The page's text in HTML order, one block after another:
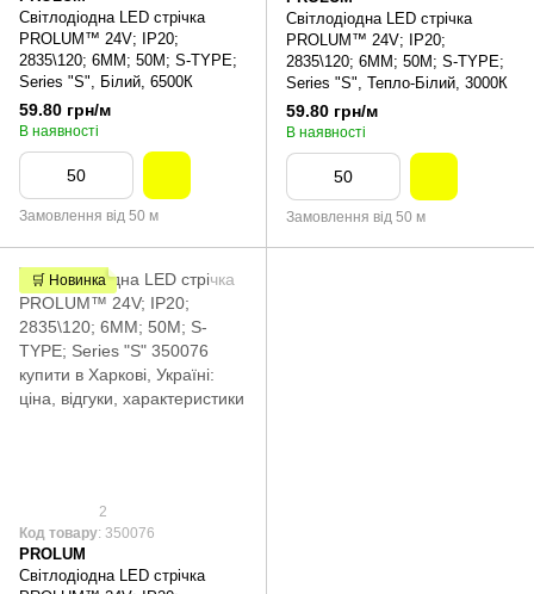
Світлодіодна LED стрічка
PROLUM™ 24V; IP20;
2835\120; 6ММ; 50M; S-TYPE;
Series "S", Білий, 6500К
59.80 грн/м
В наявності
Замовлення від 50 м
Світлодіодна LED стрічка
PROLUM™ 24V; IP20;
2835\120; 6ММ; 50M; S-TYPE;
Series "S", Тепло-Білий, 3000К
59.80 грн/м
В наявності
Замовлення від 50 м
🛒 Новинка
2
Код товару: 350076
PROLUM
Світлодіодна LED стрічка